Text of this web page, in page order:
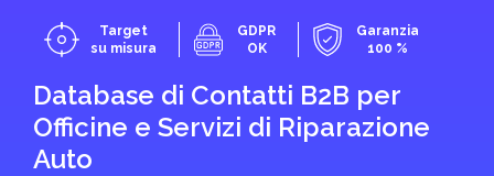
Target
su misura
GDPR
OK
Garanzia
100 %
Database di Contatti B2B per
Officine e Servizi di Riparazione
Auto